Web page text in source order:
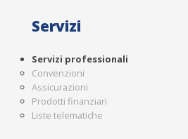
Servizi
Servizi professionali
Convenzioni
Assicurazioni
Prodotti finanziari
Liste telematiche